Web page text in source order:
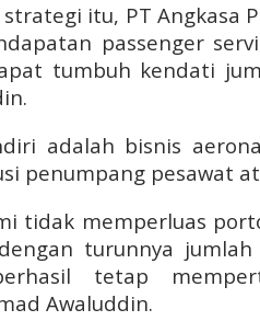
strategi itu, PT Angkasa
passenger
tumbuh kendati
adalah bisnis
penumpang pesawat
tidak memperluas
turunnya
tetap
Awaluddin.